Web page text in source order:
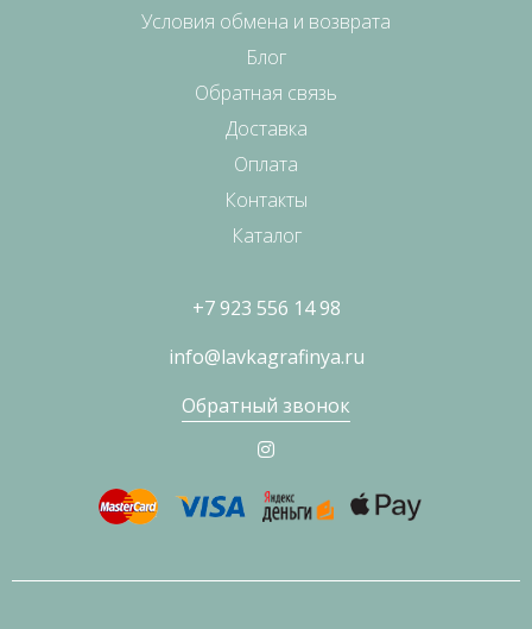
Условия обмена и возврата
Блог
Обратная связь
Доставка
Оплата
Контакты
Каталог
+7 923 556 14 98
info@lavkagrafinya.ru
Обратный звонок